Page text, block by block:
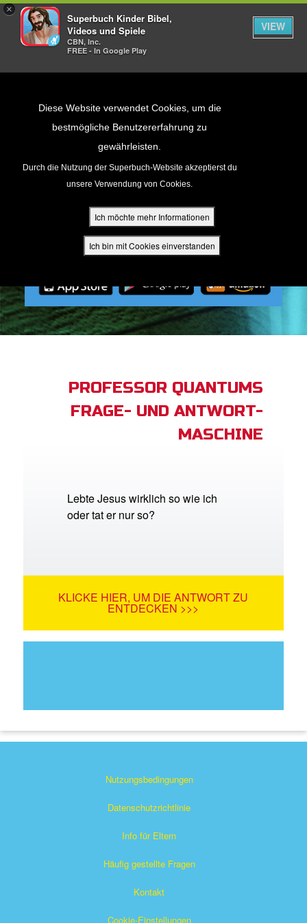
×
Superbuch Kinder Bibel,
Videos und Spiele
CBN, Inc.
FREE - In Google Play
VIEW
Diese Website verwendet Cookies, um die
bestmögliche Benutzererfahrung zu
gewährleisten.
Durch die Nutzung der Superbuch-Website akzeptierst du
unsere Verwendung von Cookies.
Ich möchte mehr Informationen
Ich bin mit Cookies einverstanden
PROFESSOR QUANTUMS
FRAGE- UND ANTWORT-
MASCHINE
Lebte Jesus wirklich so wie ich
oder tat er nur so?
KLICKE HIER, UM DIE ANTWORT ZU
ENTDECKEN >>>
Nutzungsbedingungen
Datenschutzrichtlinie
Info für Eltern
Häufig gestellte Fragen
Kontakt
Cookie-Einstellungen